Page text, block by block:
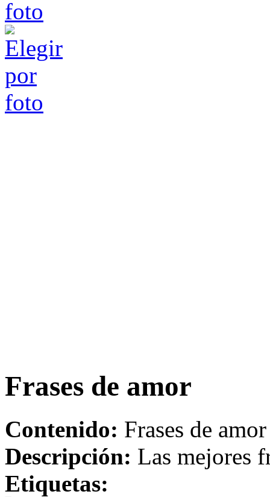
Frases de amor
Contenido: Frases de
Descripción: Las mejores
Etiquetas: